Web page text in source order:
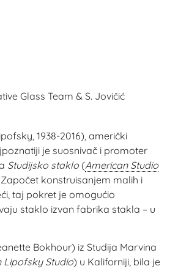
Glass Team & S. Jovičić
1938-2016), američki
je suosnivač i promoter
Studijsko staklo (American Studio
konstruisanjem malih i
taj pokret je omogućio
staklo izvan fabrika stakla – u
Bokhour) iz Studija Marvina
Lipofsky Studio) u Kaliforniji, bila je